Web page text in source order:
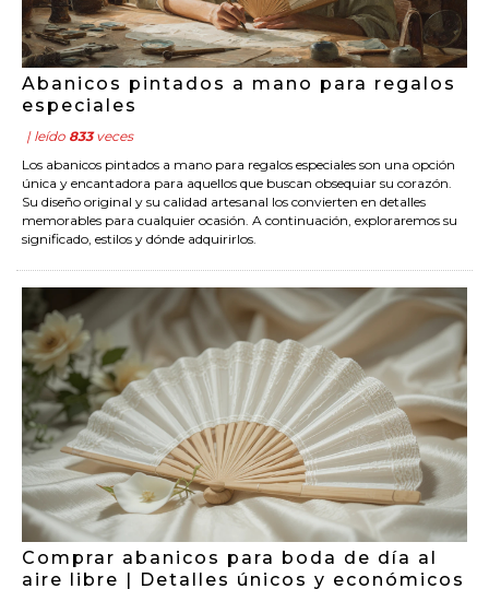
Abanicos pintados a mano para regalos
especiales
| leído 833veces
Los abanicos pintados a mano para regalos especiales son una opción
única y encantadora para aquellos que buscan obsequiar su corazón.
Su diseño original y su calidad artesanal los convierten en detalles
memorables para cualquier ocasión. A continuación, exploraremos su
significado, estilos y dónde adquirirlos.
Comprar abanicos para boda de día al
aire libre | Detalles únicos y económicos